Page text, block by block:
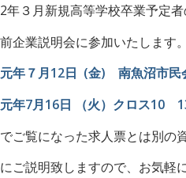
年３月新規高等学校卒業予定
企業説明会に参加いたします。
年７月12日 (金) 南魚沼市
年7月16日 （火）クロス10
ご覧になった求人票とは別の
ご説明致しますので、お気軽